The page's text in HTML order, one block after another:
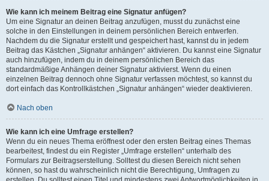
Wie kann ich meinem Beitrag eine Signatur anfügen?
Um eine Signatur an deinen Beitrag anzufügen, musst du zunächst eine
solche in den Einstellungen in deinem persönlichen Bereich entwerfen.
Nachdem du die Signatur erstellt und gespeichert hast, kannst du in jedem
Beitrag das Kästchen „Signatur anhängen“ aktivieren. Du kannst eine Signatur
auch hinzufügen, indem du in deinem persönlichen Bereich das
standardmäßige Anhängen deiner Signatur aktivierst. Wenn du einen
einzelnen Beitrag dennoch ohne Signatur verfassen möchtest, so kannst du
dort einfach das Kontrollkästchen „Signatur anhängen“ wieder deaktivieren.
Nach oben
Wie kann ich eine Umfrage erstellen?
Wenn du ein neues Thema eröffnest oder den ersten Beitrag eines Themas
bearbeitest, findest du ein Register „Umfrage erstellen“ unterhalb des
Formulars zur Beitragserstellung. Solltest du diesen Bereich nicht sehen
können, so hast du wahrscheinlich nicht die Berechtigung, Umfragen zu